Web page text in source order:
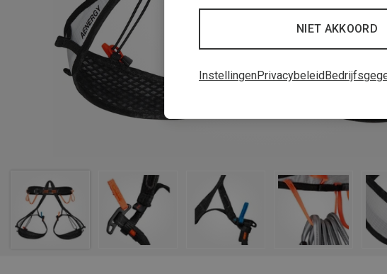
NIET AKKOORD
InstellingenPrivacybeleid